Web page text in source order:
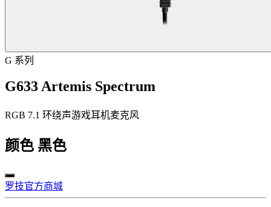
G 系列
G633 Artemis Spectrum
RGB 7.1 环绕声游戏耳机麦克风
颜色 黑色
罗技官方商城